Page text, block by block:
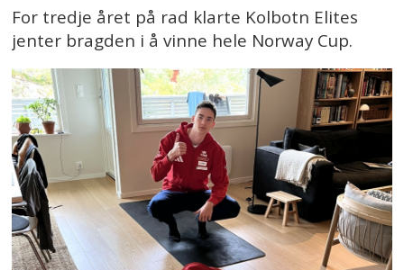
For tredje året på rad klarte Kolbotn Elites
jenter bragden i å vinne hele Norway Cup.